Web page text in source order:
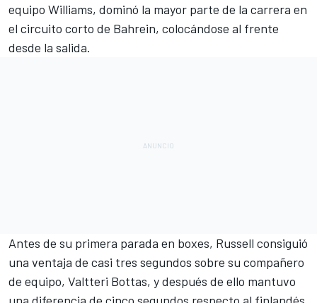
equipo Williams, dominó la mayor parte de la carrera en
el circuito corto de Bahrein, colocándose al frente
desde la salida.
Antes de su primera parada en boxes, Russell consiguió
una ventaja de casi tres segundos sobre su compañero
de equipo, Valtteri Bottas, y después de ello mantuvo